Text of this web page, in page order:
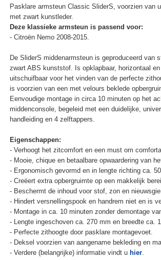
Pasklare armsteun Classic SliderS, voorzien van
met zwart kunstleder.
Deze klassieke armsteun is passend voor:
- Citroën Nemo 2008-2015.
De SliderS middenarmsteun is geproduceerd van
zwart ABS kunststof. Is opklapbaar, horizontaal
uitschuifbaar voor het vinden van de perfecte
is voorzien van een met velours beklede
Eenvoudige montage in circa 10 minuten op het
middenconsole, begeleid met een duidelijke,
handleiding en 4 zelftappers.
Eigenschappen:
- Verhoogt het zitcomfort en een must om
- Mooie, chique en betaalbare opwaardering van
- Ergonomisch gevormd en in lengte richting ca.
- Creëert extra opbergruimte op een makkelijk
- Beschermt de inhoud voor stof, zon en
- Hindert versnellingspook en handrem niet en is
- Montage in ca. 10 minuten zonder demontage
- Lengte ingeschoven ca. 270 mm en breedte ca.
- Perfecte zithoogte door pasklare montagevoet.
- Deksel voorzien van aangename bekleding en
- Verdere (belangrijke) informatie vindt u hier.